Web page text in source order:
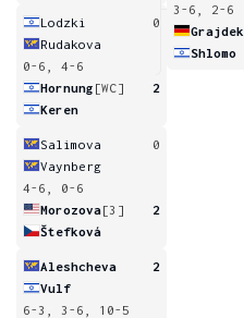
Lodzki
0
Rudakova
0-6, 4-6
Hornung [WC]
2
Keren
Salimova
0
Vaynberg
4-6, 0-6
Morozova[3]
2
Štefková
Aleshcheva
2
Vulf
6-3, 3-6, 10-5
3-6, 2-6
Grajdek
Shlomo